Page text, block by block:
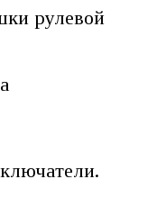
рулевой